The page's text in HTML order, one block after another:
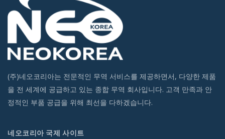
(주)네오코리아는 전문적인 무역 서비스를 제공하면서, 다양한 제품
을 전 세계에 공급하고 있는 종합 무역 회사입니다. 고객 만족과 안
정적인 부품 공급을 위해 최선을 다하겠습니다.
네오코리아 국제 사이트